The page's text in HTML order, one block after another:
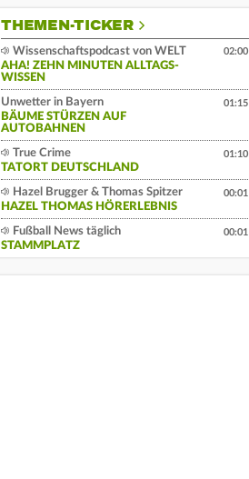
THEMEN-TICKER
Wissenschaftspodcast von WELT
AHA! ZEHN MINUTEN ALLTAGS-
WISSEN
02:00
Unwetter in Bayern
BÄUME STÜRZEN AUF
AUTOBAHNEN
01:15
True Crime
TATORT DEUTSCHLAND
01:10
Hazel Brugger & Thomas Spitzer
HAZEL THOMAS HÖRERLEBNIS
00:01
Fußball News täglich
STAMMPLATZ
00:01